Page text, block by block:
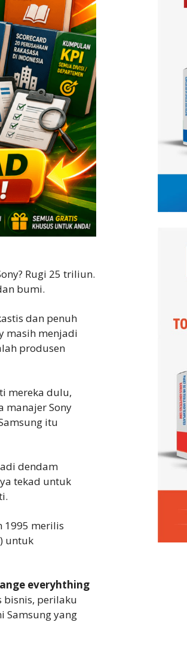
Rugi 25 triliun.
bumi.
dan penuh
masih menjadi
produsen
mereka dulu,
manajer Sony
itu
dendam
tekad untuk
1995 merilis
untuk
everyhthing
bisnis, perilaku
Samsung yang